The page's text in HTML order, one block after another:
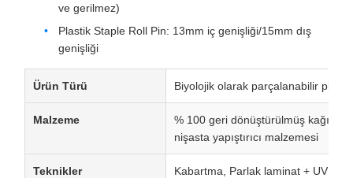
ve gerilmez)
Plastik Staple Roll Pin: 13mm iç genişliği/15mm dış
genişliği
Ürün Türü Biyolojik olarak parçalanabilir
Malzeme
% 100 geri dönüştürülmüş kağıt,
nişasta yapıştırıcı malzemesi
Teknikler
Kabartma, Parlak laminat + UV